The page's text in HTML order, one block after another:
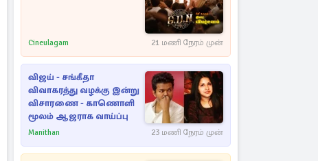
Cineulagam 21 மணி நேரம் முன்
விஜய் - சங்கீதா
விவாகரத்து வழக்கு இன்று
விசாரணை - காணொளி
மூலம் ஆஜராக வாய்ப்பு
Manithan 23 மணி நேரம் முன்